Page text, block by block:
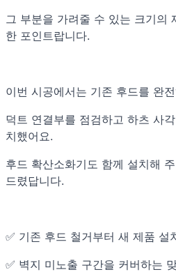
그 부분을 가려줄 수 있는 크기의
한 포인트랍니다.
이번 시공에서는 기존 후드를 완
덕트 연결부를 점검하고 하츠 사
치했어요.
후드 확산소화기도 함께 설치해
드렸답니다.
✅ 기존 후드 철거부터 새 제품 설
✅ 벽지 미노출 구간을 커버하는